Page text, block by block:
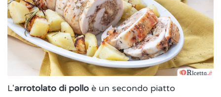
L'arrotolato di pollo è un secondo piatto